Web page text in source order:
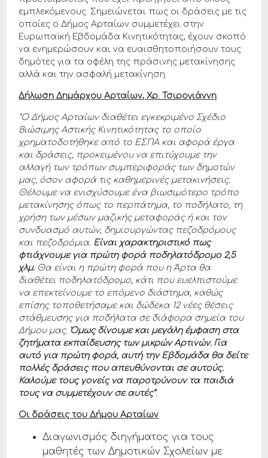
εμπλεκόμενους. Σημειώνεται πως οι δράσεις με τις
οποίες ο Δήμος Αρταίων συμμετέχει στην
Ευρωπαϊκή Εβδομάδα Κινητικότητας, έχουν σκοπό
να ενημερώσουν και να ευαισθητοποιήσουν τους
δημότες για τα οφέλη της πράσινης μετακίνησης
αλλά και την ασφαλή μετακίνηση.
Δήλωση Δημάρχου Αρταίων, Χρ. Τσιρογιάννη
“OΔήμος Αρταίων διαθέτει εγκεκριμένο Σχέδιο
Βιώσιμης Αστικής Κινητικότητας το οποίο
χρηματοδοτήθηκε από το ΕΣΠΑ και αφορά έργα
και δράσεις, προκειμένου να επιτύχουμε την
αλλαγή των τρόπων συμπεριφοράς των δημοτών
μας, όσον αφορά τις καθημερινές μετακινήσεις.
Θέλουμε να ενισχύσουμε ένα βιωσιμότερο τρόπο
μετακίνησης όπως το περπάτημα, το ποδήλατο, τη
χρήση των μέσων μαζικής μεταφοράς ή και τον
συνδυασμό αυτών, δημιουργώντας πεζοδρόμους
και πεζοδρόμια. Είναι χαρακτηριστικό πως
φτιάχνουμε για πρώτη φορά ποδηλατόδρομο 2,5
χλμ. Θα είναι η πρώτη φορά που η Άρτα θα
διαθέτει ποδηλατόδρομο, κάτι που ευελπιστούμε
να επεκτείνουμε το επόμενο διάστημα, καθώς
επίσης τοποθετήσαμε και δώδεκα 12 νέες θέσεις
στάθμευσης για ποδήλατα σε διάφορα σημεία του
Δήμου μας. Όμως δίνουμε και μεγάλη έμφαση στα
ζητήματα εκπαίδευσης των μικρών Αρτινών. Για
αυτό για πρώτη φορά, αυτή την Εβδομάδα θα δείτε
πολλές δράσεις που απευθύνονται σε αυτούς.
Καλούμε τους γονείς να παροτρύνουν τα παιδιά
τους να συμμετέχουν σε αυτές”.
Οι δράσεις του Δήμου Αρταίων
Διαγωνισμός διηγήματος για τους
μαθητές των Δημοτικών Σχολείων με